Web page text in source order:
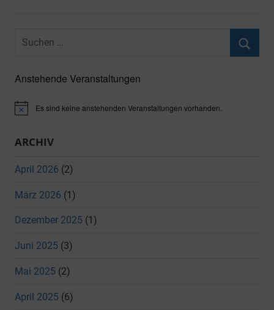
Suchen
Anstehende Veranstaltungen
HinweisEs sind keine anstehenden Veranstaltungen vorhanden.
ARCHIV
April 2026 (2)
März 2026 (1)
Dezember 2025 (1)
Juni 2025 (3)
Mai 2025 (2)
April 2025 (6)